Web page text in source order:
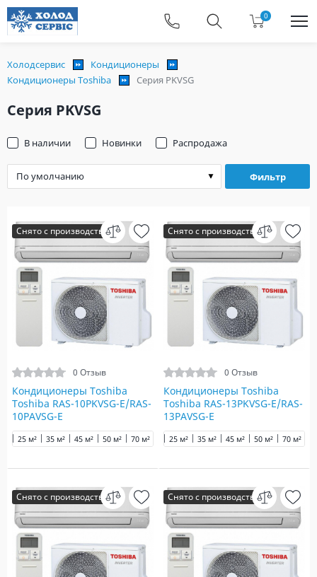
0
Холодсервис
Кондиционеры
Кондиционеры Toshiba
Серия PKVSG
Серия PKVSG
Фильтр
В наличии Новинки Распродажа
Снято с производства
0 Отзыв
Кондиционеры Toshiba
Toshiba RAS-10PKVSG-E/RAS-
10PAVSG-E
25 м² 35 м² 45 м² 50 м² 70 м²
Снято с производства
0 Отзыв
Кондиционеры Toshiba
Toshiba RAS-13PKVSG-E/RAS-
13PAVSG-E
25 м² 35 м² 45 м² 50 м² 70 м²
Снято с производства Снято с производства